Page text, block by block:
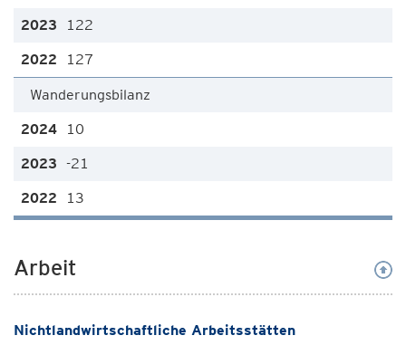
122
127
Wanderungsbilanz
10
-21
13
Arbeit
Nichtlandwirtschaftliche Arbeitsstätten